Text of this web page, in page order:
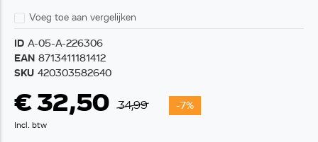
Voeg toe aan vergelijken
ID A-05-A-226306
EAN 8713411181412
SKU 420303582640
€ 32,50 34,99 -7%
Incl. btw